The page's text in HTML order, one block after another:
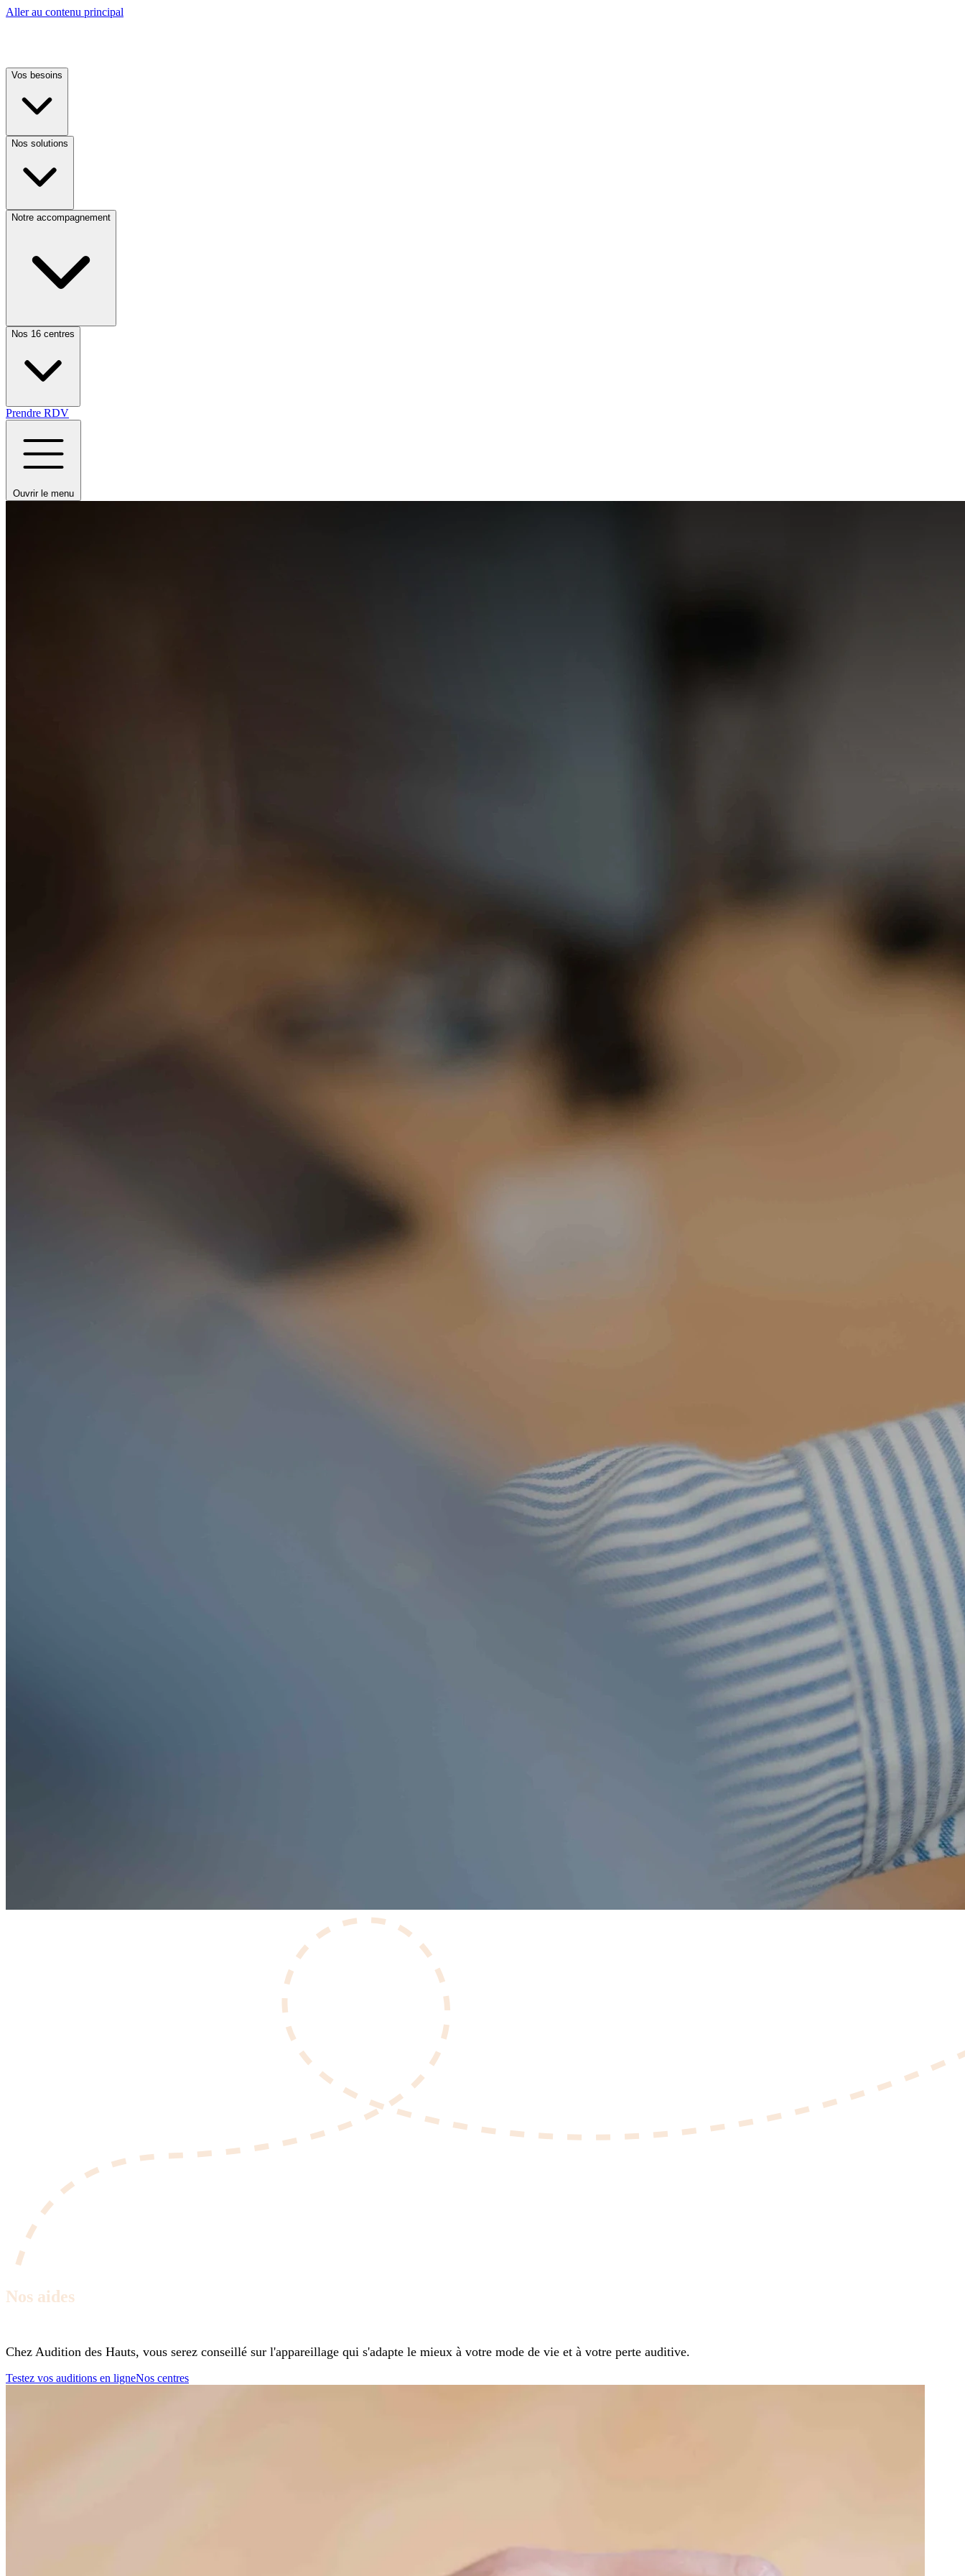
Aller au contenu principal
Vos besoins
Nos solutions
Notre accompagnement
Nos 16 centres
Prendre RDV
Ouvrir le menu
Nos aides
Chez Audition des Hauts, vous serez conseillé sur l'appareillage qui s'adapte le mieux à votre mode de vie et à votre perte auditive.
Testez vos auditions en ligneNos centres